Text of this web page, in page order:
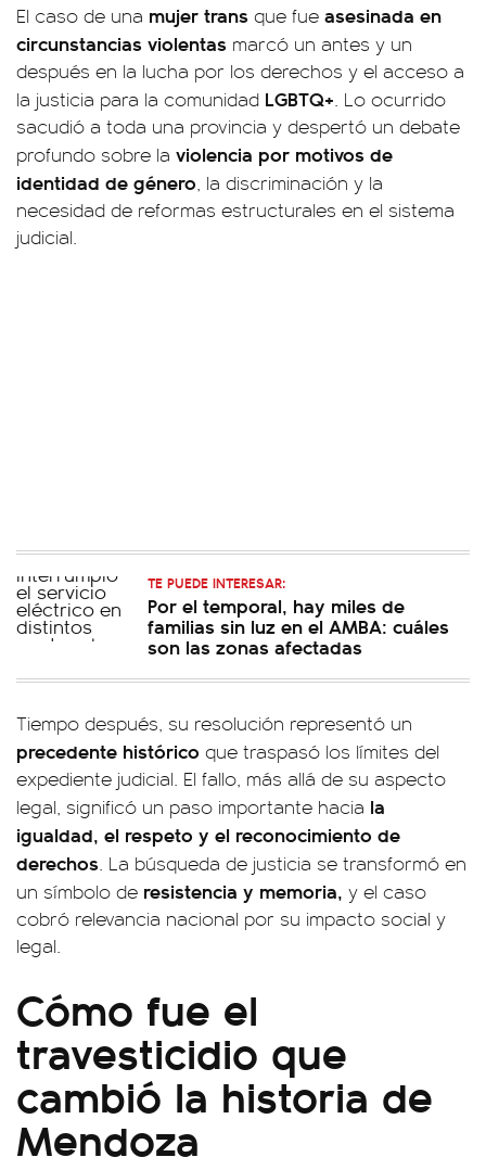
El caso de una mujer trans que fue asesinada en
circunstancias violentas marcó un antes y un
después en la lucha por los derechos y el acceso a
la justicia para la comunidad LGBTQ+. Lo ocurrido
sacudió a toda una provincia y despertó un debate
profundo sobre la violencia por motivos de
identidad de género, la discriminación y la
necesidad de reformas estructurales en el sistema
judicial.
TE PUEDE INTERESAR:
Por el temporal, hay miles de
familias sin luz en el AMBA: cuáles
son las zonas afectadas
Tiempo después, su resolución representó un
precedente histórico que traspasó los límites del
expediente judicial. El fallo, más allá de su aspecto
legal, significó un paso importante hacia la
igualdad, el respeto y el reconocimiento de
derechos. La búsqueda de justicia se transformó en
un símbolo de resistencia y memoria, y el caso
cobró relevancia nacional por su impacto social y
legal.
Cómo fue el
travesticidio que
cambió la historia de
Mendoza